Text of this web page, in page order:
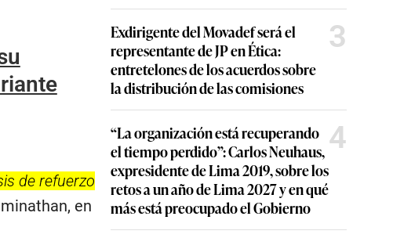
de refuerzo
en
Exdirigente del Movadef será el
representante de JP en Ética:
entretelones de los acuerdos sobre
la distribución de las comisiones
3
“La organización está recuperando
el tiempo perdido”: Carlos Neuhaus,
expresidente de Lima 2019, sobre los
retos a un año de Lima 2027 y en qué
más está preocupado el Gobierno
4